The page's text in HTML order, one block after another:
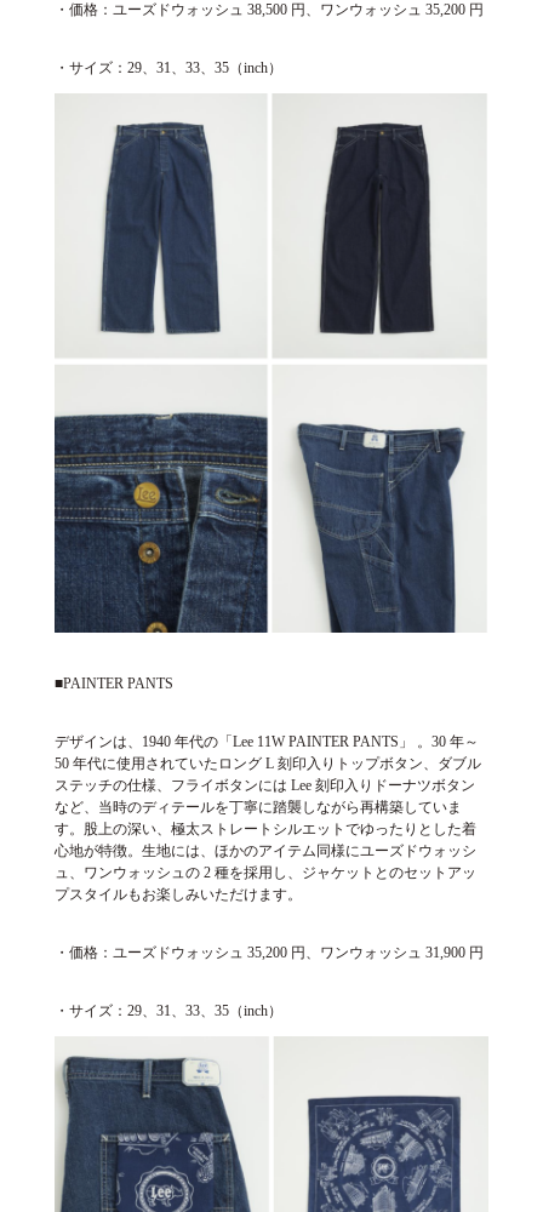
・価格：ユーズドウォッシュ 38,500 円、ワンウォッシュ 35,200 円
・サイズ：29、31、33、35（inch）
■PAINTER PANTS
デザインは、1940 年代の「Lee 11W PAINTER PANTS」 。30 年～
50 年代に使用されていたロング L 刻印入りトップボタン、ダブル
ステッチの仕様、フライボタンには Lee 刻印入りドーナツボタン
など、当時のディテールを丁寧に踏襲しながら再構築していま
す。股上の深い、極太ストレートシルエットでゆったりとした着
心地が特徴。生地には、ほかのアイテム同様にユーズドウォッシ
ュ、ワンウォッシュの 2 種を採用し、ジャケットとのセットアッ
プスタイルもお楽しみいただけます。
・価格：ユーズドウォッシュ 35,200 円、ワンウォッシュ 31,900 円
・サイズ：29、31、33、35（inch）